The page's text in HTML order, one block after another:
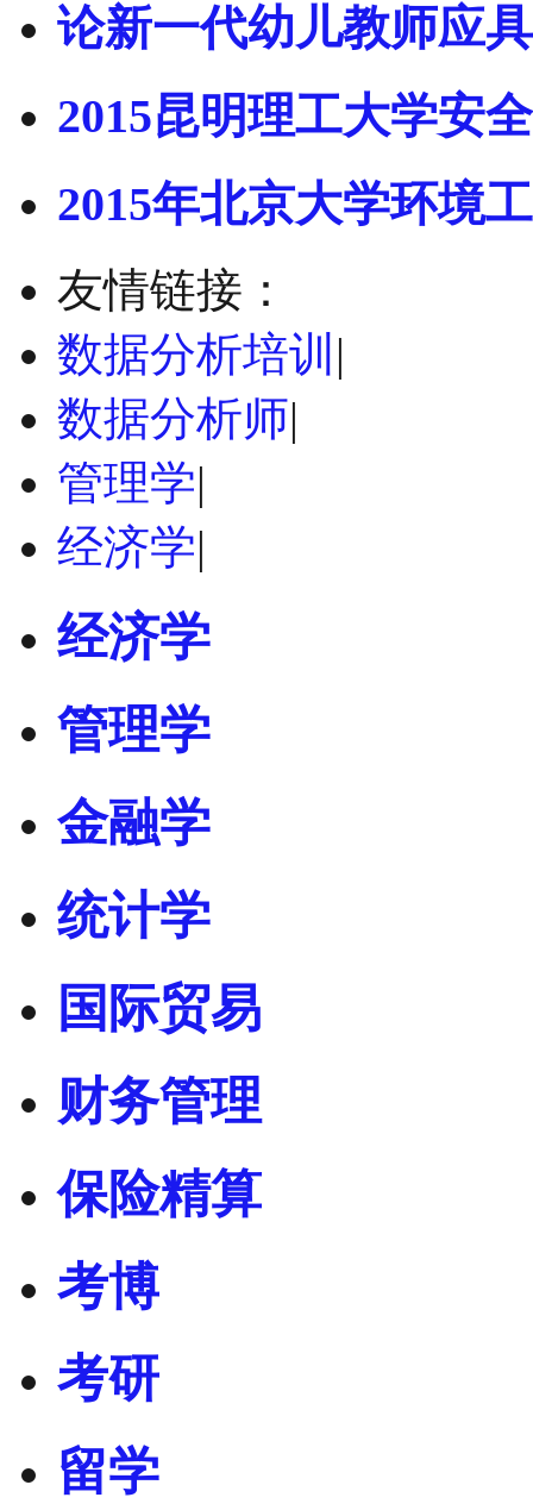
论新一代幼儿教师应
2015昆明理工大学安全
2015年北京大学环境工
友情链接：
数据分析培训 |
数据分析师|
管理学|
经济学|
经济学
管理学
金融学
统计学
国际贸易
财务管理
保险精算
考博
考研
留学